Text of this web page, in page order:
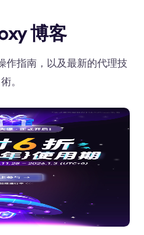
博客
作指南，以及最新的代理技
術。